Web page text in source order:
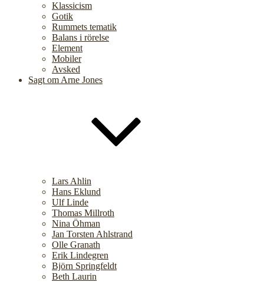
Klassicism
Gotik
Rummets tematik
Balans i rörelse
Element
Mobiler
Avsked
Sagt om Arne Jones
Lars Ahlin
Hans Eklund
Ulf Linde
Thomas Millroth
Nina Öhman
Jan Torsten Ahlstrand
Olle Granath
Erik Lindegren
Björn Springfeldt
Beth Laurin